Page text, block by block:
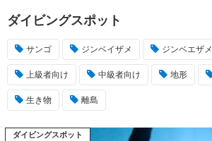
ダイビングスポット
サンゴ ジンベイザメ ジンベエザメ
上級者向け 中級者向け 地形
生き物 離島
ダイビングスポット